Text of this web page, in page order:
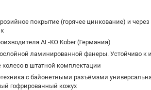
покрытие (горячее цинкование) и
AL-KO Kober (Германия)
ламинированной фанеры. Устойчиво к
колесо в штатной комплектации
с байонетными разъёмами
гофрированный кожух